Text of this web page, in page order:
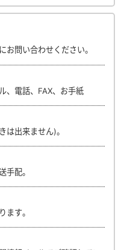
お問い合わせください。
、電話、FAX、お手紙
は出来ません)。
手配。
ます。